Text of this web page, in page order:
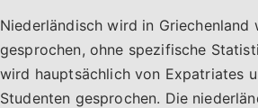
Niederländisch wird in Griechenland
gesprochen, ohne spezifische
wird hauptsächlich von Expatriates
Studenten gesprochen. Die